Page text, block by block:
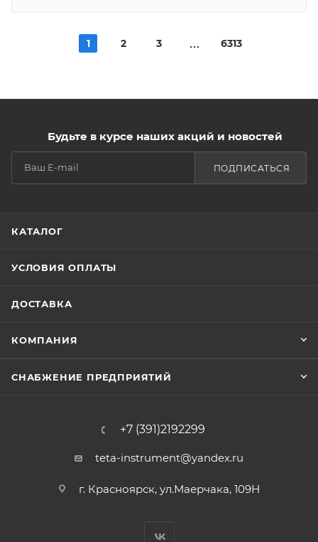
1 2 3 6313
Будьте в курсе наших акций и новостей
ПОДПИСАТЬСЯ
КАТАЛОГ
УСЛОВИЯ ОПЛАТЫ
ДОСТАВКА
КОМПАНИЯ
СНАБЖЕНИЕ ПРЕДПРИЯТИЙ
+7 (391)2192299
teta-instrument@yandex.ru
г. Красноярск, ул.Маерчака, 109Н